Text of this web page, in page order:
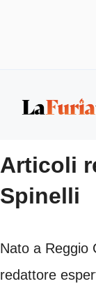
Articoli
Spinelli
Nato a Reggio
redattore